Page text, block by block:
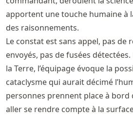
apportent une touche humaine à
des raisonnements.
Le constat est sans appel, pas de
envoyés, pas de fusées
la Terre, l’équipage évoque la
cataclysme qui aurait décimé
personnes prennent place à bord
aller se rendre compte à la